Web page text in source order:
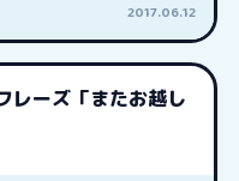
2017.06.12
レーズ「またお越し